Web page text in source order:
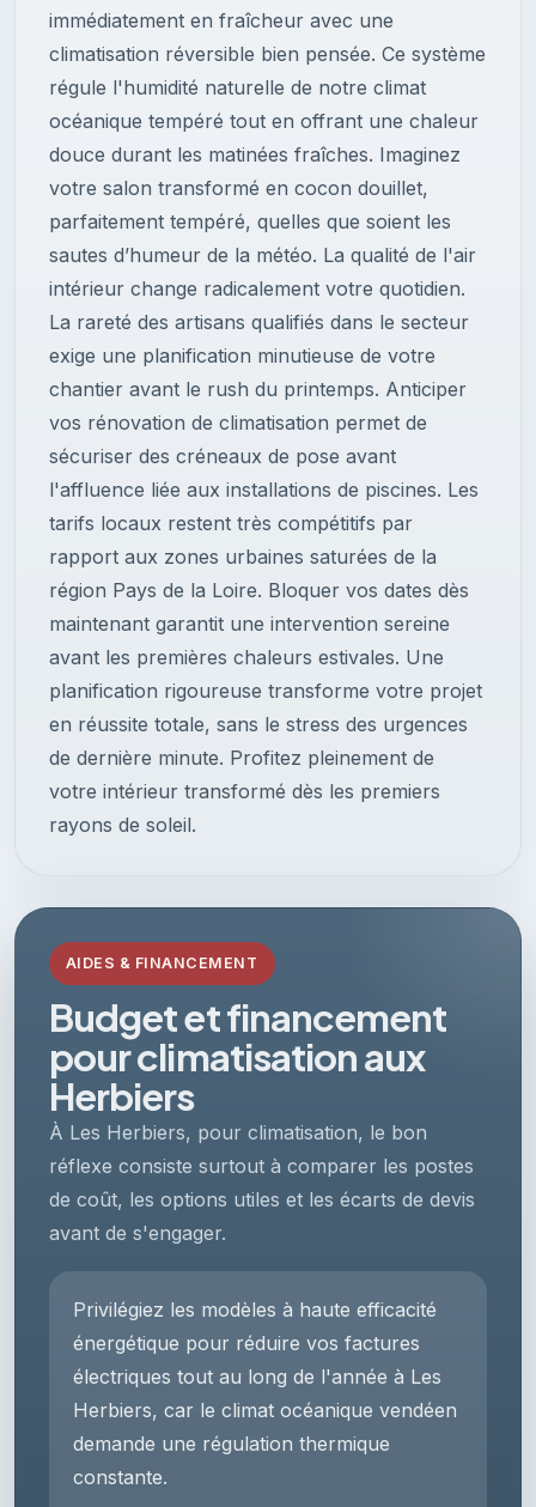
immédiatement en fraîcheur avec une
climatisation réversible bien pensée. Ce système
régule l'humidité naturelle de notre climat
océanique tempéré tout en offrant une chaleur
douce durant les matinées fraîches. Imaginez
votre salon transformé en cocon douillet,
parfaitement tempéré, quelles que soient les
sautes d’humeur de la météo. La qualité de l'air
intérieur change radicalement votre quotidien.
La rareté des artisans qualifiés dans le secteur
exige une planification minutieuse de votre
chantier avant le rush du printemps. Anticiper
vos rénovation de climatisation permet de
sécuriser des créneaux de pose avant
l'affluence liée aux installations de piscines. Les
tarifs locaux restent très compétitifs par
rapport aux zones urbaines saturées de la
région Pays de la Loire. Bloquer vos dates dès
maintenant garantit une intervention sereine
avant les premières chaleurs estivales. Une
planification rigoureuse transforme votre projet
en réussite totale, sans le stress des urgences
de dernière minute. Profitez pleinement de
votre intérieur transformé dès les premiers
rayons de soleil.
AIDES & FINANCEMENT
Budget et financement
pour climatisation aux
Herbiers
À Les Herbiers, pour climatisation, le bon
réflexe consiste surtout à comparer les postes
de coût, les options utiles et les écarts de devis
avant de s'engager.
Privilégiez les modèles à haute efficacité
énergétique pour réduire vos factures
électriques tout au long de l'année à Les
Herbiers, car le climat océanique vendéen
demande une régulation thermique
constante.